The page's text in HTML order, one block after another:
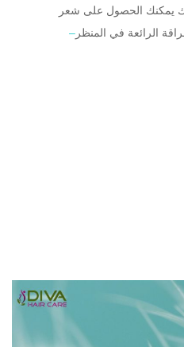
يمكنك الحصول على شعر
– الرائعة في المنظر